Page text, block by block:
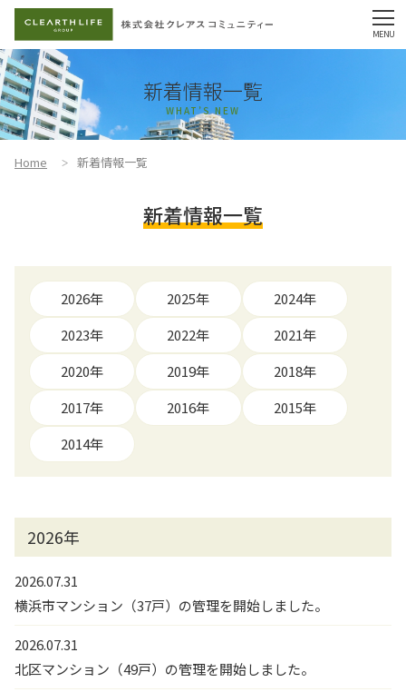
新着情報一覧
WHAT’S NEW
Home 新着情報一覧
新着情報一覧
2026年 2025年
2024年
2023年
2022年
2021年
2020年
2019年
2018年
2017年
2016年
2015年
2014年
2026年
2026.07.31
横浜市マンション（37戸）の管理を開始しました。
2026.07.31
北区マンション（49戸）の管理を開始しました。